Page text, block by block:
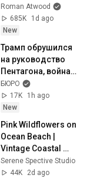
Scary Experience
But Everyone Is
Safe! Needs FIxed!
Roman Atwood
685K
1d ago
New
Трамп обрушился
на руководство
Пентагона, война
затягивается
БЮРО
17K
1h ago
New
Pink Wildflowers on
Ocean Beach |
Vintage Coastal
Seascape Oil
Painting | 4K
Serene Spective Studio
44K
2d ago